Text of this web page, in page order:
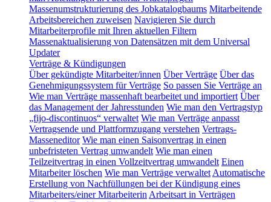
Massenumstrukturierung des Jobkatalogbaums Mitarbeitende
Arbeitsbereichen zuweisen Navigieren Sie durch
Mitarbeiterprofile mit Ihren aktuellen Filtern
Massenaktualisierung von Datensätzen mit dem Universal
Updater
Verträge & Kündigungen
Über gekündigte Mitarbeiter/innen Über Verträge Über das
Genehmigungssystem für Verträge So passen Sie Verträge an
Wie man Verträge massenhaft bearbeitet und importiert Über
das Management der Jahresstunden Wie man den Vertragstyp
„fijo-discontinuos“ verwaltet Wie man Verträge anpasst
Vertragsende und Plattformzugang verstehen Vertrags-
Masseneditor Wie man einen Saisonvertrag in einen
unbefristeten Vertrag umwandelt Wie man einen
Teilzeitvertrag in einen Vollzeitvertrag umwandelt Einen
Mitarbeiter löschen Wie man Verträge verwaltet Automatische
Erstellung von Nachfüllungen bei der Kündigung eines
Mitarbeiters/einer Mitarbeiterin Arbeitsart in Verträgen